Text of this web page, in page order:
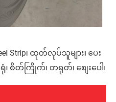
Strip၊ ထုတ်လုပ်သူများ၊ ပေး
စိတ်ကြိုက်၊ တရုတ်၊ စျေးပေါ၊